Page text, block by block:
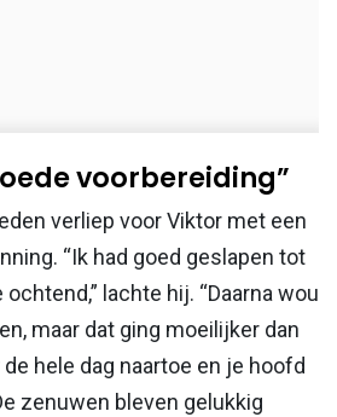
voorbereiding”
verliep voor Viktor met een
“Ik had goed geslapen tot
lachte hij. “Daarna wou
maar dat ging moeilijker dan
hele dag naartoe en je hoofd
zenuwen bleven gelukkig